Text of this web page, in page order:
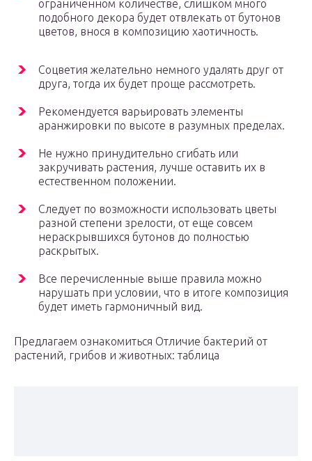
ограниченном количестве, слишком много
подобного декора будет отвлекать от бутонов
цветов, внося в композицию хаотичность.
Соцветия желательно немного удалять друг от
друга, тогда их будет проще рассмотреть.
Рекомендуется варьировать элементы
аранжировки по высоте в разумных пределах.
Не нужно принудительно сгибать или
закручивать растения, лучше оставить их в
естественном положении.
Следует по возможности использовать цветы
разной степени зрелости, от еще совсем
нераскрывшихся бутонов до полностью
раскрытых.
Все перечисленные выше правила можно
нарушать при условии, что в итоге композиция
будет иметь гармоничный вид.
Предлагаем ознакомиться Отличие бактерий от
растений, грибов и животных: таблица